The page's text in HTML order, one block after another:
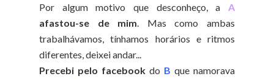
Por algum motivo que desconheço, a A
afastou-se de mim . Mas como ambas
trabalhávamos, tínhamos horários e ritmos
diferentes, deixei andar...
Precebi pelo facebook do B que namorava